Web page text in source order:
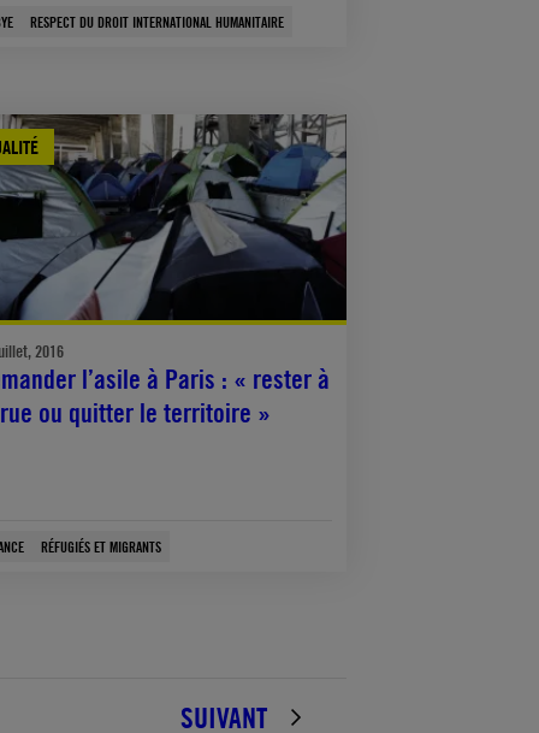
RESPECT DU DROIT INTERNATIONAL HUMANITAIRE
2016
l’asile à Paris : « rester à
ou quitter le territoire »
RÉFUGIÉS ET MIGRANTS
SUIVANT